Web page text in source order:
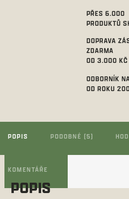
PŘES 6.000
PRODUKTŮ
DOPRAVA
ZDARMA
OD 3.000 KČ
ODBORNÍK
OD ROKU
POPIS PODOBNÉ (5)
KOMENTÁŘE
POPIS